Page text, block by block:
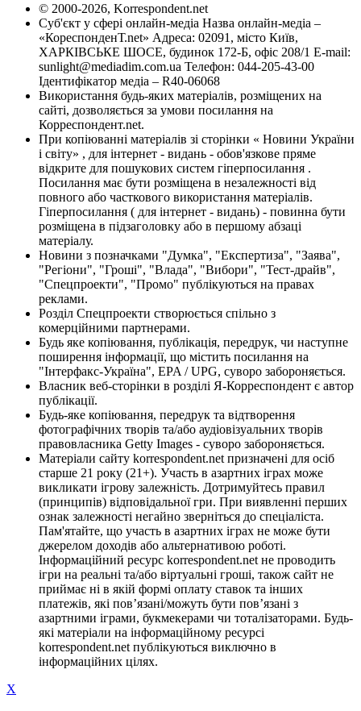
© 2000-2026, Korrespondent.net
Суб'єкт у сфері онлайн-медіа Назва онлайн-медіа –
«КореспонденТ.net» Адреса: 02091, місто Київ,
ХАРКІВСЬКЕ ШОСЕ, будинок 172-Б, офіс 208/1 E-mail:
sunlight@mediadim.com.ua Телефон: 044-205-43-00
Ідентифікатор медіа – R40-06068
Використання будь-яких матеріалів, розміщених на
сайті, дозволяється за умови посилання на
Корреспондент.net.
При копіюванні матеріалів зі сторінки « Новини України
і світу» , для інтернет - видань - обов'язкове пряме
відкрите для пошукових систем гіперпосилання .
Посилання має бути розміщена в незалежності від
повного або часткового використання матеріалів.
Гіперпосилання ( для інтернет - видань) - повинна бути
розміщена в підзаголовку або в першому абзаці
матеріалу.
Новини з позначками "Думка", "Експертиза", "Заява",
"Регіони", "Гроші", "Влада", "Вибори", "Тест-драйв",
"Спецпроекти", "Промо" публікуються на правах
реклами.
Розділ Спецпроекти створюється спільно з
комерційними партнерами.
Будь яке копіювання, публікація, передрук, чи наступне
поширення інформації, що містить посилання на
"Інтерфакс-Україна", EPA / UPG, суворо забороняється.
Власник веб-сторінки в розділі Я-Корреспондент є автор
публікації.
Будь-яке копіювання, передрук та відтворення
фотографічних творів та/або аудіовізуальних творів
правовласника Getty Images - суворо забороняється.
Матеріали сайту korrespondent.net призначені для осіб
старше 21 року (21+). Участь в азартних іграх може
викликати ігрову залежність. Дотримуйтесь правил
(принципів) відповідальної гри. При виявленні перших
ознак залежності негайно зверніться до спеціаліста.
Пам'ятайте, що участь в азартних іграх не може бути
джерелом доходів або альтернативою роботі.
Інформаційний ресурс korrespondent.net не проводить
ігри на реальні та/або віртуальні гроші, також сайт не
приймає ні в якій формі оплату ставок та інших
платежів, які пов’язані/можуть бути пов’язані з
азартними іграми, букмекерами чи тоталізаторами. Будь-
які матеріали на інформаційному ресурсі
korrespondent.net публікуються виключно в
інформаційних цілях.
X